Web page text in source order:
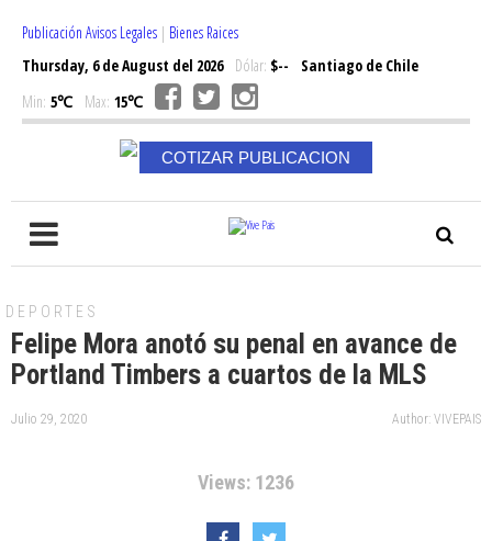
Publicación Avisos Legales | Bienes Raices
Thursday, 6 de August del 2026Dólar: $--
Santiago de Chile
Min: 5℃ Max: 15℃
COTIZAR PUBLICACION
DEPORTES
Felipe Mora anotó su penal en avance de
Portland Timbers a cuartos de la MLS
Julio 29, 2020 Author: VIVEPAIS
Views: 1236